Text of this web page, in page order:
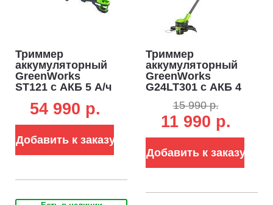
Триммер
аккумуляторный
GreenWorks
ST121 с АКБ 5 А/ч
1.2 кВт, леска 2.4
мм, D-рукоятка,
54 990 p.
Добавить к заказу
Триммер
аккумуляторный
GreenWorks
G24LT301 с АКБ 4
24В, леска 1.65 мм
один выход +
пласт. нож,
телескопическая
штанга, 2.4 кг)
15 990 р.
11 990 р.
Добавить к заказу